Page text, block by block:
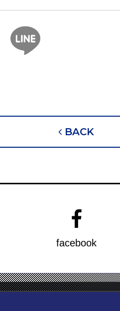
Twitter
BACK
facebook